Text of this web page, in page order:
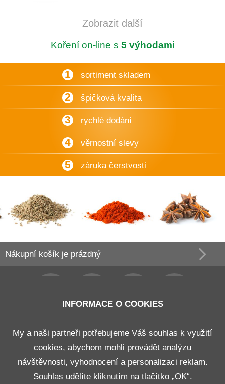
Zobrazit další
Koření on-line s 5 výhodami
1 sortiment skladem
2 špičková kvalita
3 rychlé dodání
4 věrnostní slevy
5 záruka čerstvosti
Nákupní košík je prázdný
Obchodní podmínky
Doprava a platba
Odstoupení od smlouvy
INFORMACE O COOKIES
My a naši partneři potřebujeme Váš souhlas k využití
cookies, abychom mohli provádět analýzu
návštěvnosti, vyhodnocení a personalizaci reklam.
Souhlas udělíte kliknutím na tlačítko „OK“.